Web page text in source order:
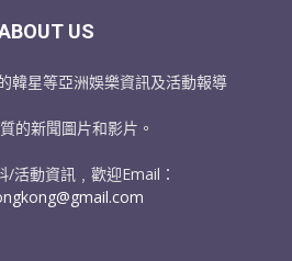
US
韓星等亞洲娛樂資訊及活動報導
的新聞圖片和影片。
/活動資訊﹐歡迎Email：